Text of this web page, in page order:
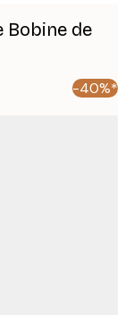
Bobine de
-40%*